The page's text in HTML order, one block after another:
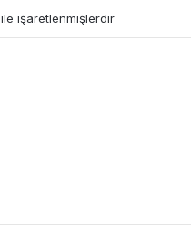
ile işaretlenmişlerdir